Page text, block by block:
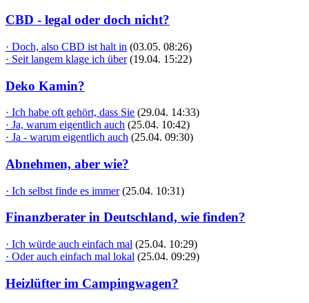
CBD - legal oder doch nicht?
· Doch, also CBD ist halt in (03.05. 08:26)
· Seit langem klage ich über (19.04. 15:22)
Deko Kamin?
· Ich habe oft gehört, dass Sie (29.04. 14:33)
· Ja, warum eigentlich auch (25.04. 10:42)
· Ja - warum eigentlich auch (25.04. 09:30)
Abnehmen, aber wie?
· Ich selbst finde es immer (25.04. 10:31)
Finanzberater in Deutschland, wie finden?
· Ich würde auch einfach mal (25.04. 10:29)
· Oder auch einfach mal lokal (25.04. 09:29)
Heizlüfter im Campingwagen?